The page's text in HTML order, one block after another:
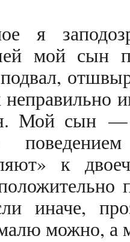
я
мой сын
Мой сын —
к
иначе,
можно, а